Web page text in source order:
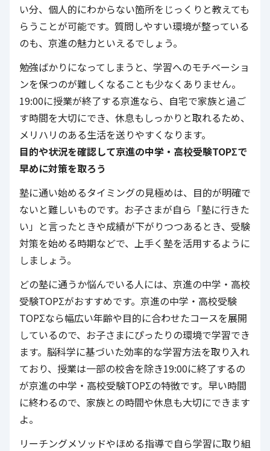
い分、個人的にわからない箇所をじっくりと教えても
らうことが可能です。質問しやすい環境が整っている
のも、京進の魅力といえるでしょう。
勉強ばかりになってしまうと、学習へのモチベーショ
ンを保つのが難しくなることも少なくありません。
19:00に授業が終了する京進なら、自宅で家族と過ご
す時間を大切にでき、休息もしっかりと取れるため、
メリハリのある生活を送りやすくなります。
目的や状況を確認して京進の中学・高校受験TOPΣで
早めに対策を取ろう
塾に通い始めるタイミングの見極めは、目的が明確で
ないと難しいものです。お子さまが自ら「塾に行きた
い」と言ったときや成績が下がりつつあるとき、受験
対策を始める時期などで、上手く塾を活用するように
しましょう。
どの塾に通うか悩んでいる人には、 京進の中学・高校
受験TOPΣがおすすめです。京進の中学・高校受験
TOPΣなら幅広い年齢や目的に合わせたコースを展開
しているので、お子さまにぴったりの環境で学習でき
ます。脳科学に基づいた効率的な学習方法を取り入れ
ており、授業は一部の校舎を除き19:00に終了するの
が京進の中学・高校受験TOPΣの特徴です。早い時間
に終わるので、家族との時間や休息も大切にできます
よ。
リーチングメソッドやほめる指導で自ら学習に取り組